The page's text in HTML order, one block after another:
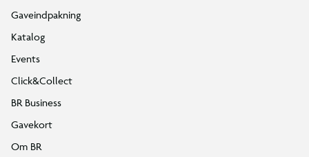
Gaveindpakning
Katalog
Events
Click&Collect
BR Business
Gavekort
Om BR